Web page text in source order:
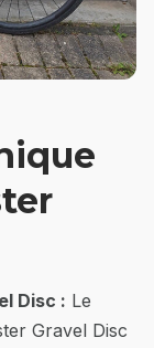
Disc : Le
Gravel Disc